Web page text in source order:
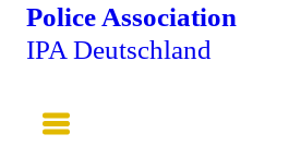
Police Association
IPA Deutschland
Main
Menu